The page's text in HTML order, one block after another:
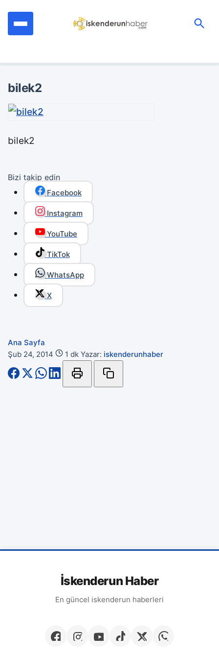
bilek2
bilek2
Bizi takip edin
Facebook
Instagram
YouTube
TikTok
WhatsApp
X
Ana Sayfa
Şub 24, 2014
1 dk Yazar: iskenderunhaber
İskenderun Haber
En güncel iskenderun haberleri